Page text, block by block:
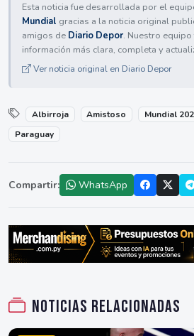
Esta noticia fue desarrollada por el
Mundial gracias a la noticia original
amigos de Diario Depor. Nuestro
información más clara, completa y
Ver noticia original en Diario Depor
Albirroja Amistoso Mundial
Paraguay
Compartir: WhatsApp
Noticias relacionadas